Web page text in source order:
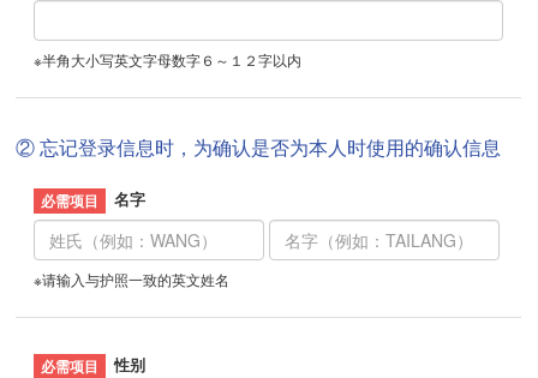
※半角大小写英文字母数字６～１２字以内
② 忘记登录信息时，为确认是否为本人时使用的确认信息
名字
※请输入与护照一致的英文姓名
性别